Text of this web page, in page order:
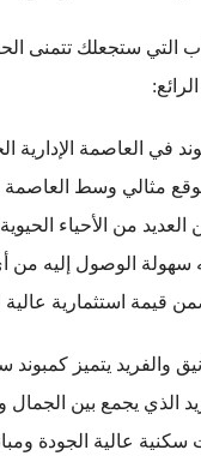
التي ستجعلك تتمنى
في العاصمة الإدارية
مثالي وسط العاصمة
من الأحياء
سهولة الوصول إليه من
قيمة استثمارية
والفريد يتميز كمبوند
الذي يجمع بين الجمال
عالية الجودة